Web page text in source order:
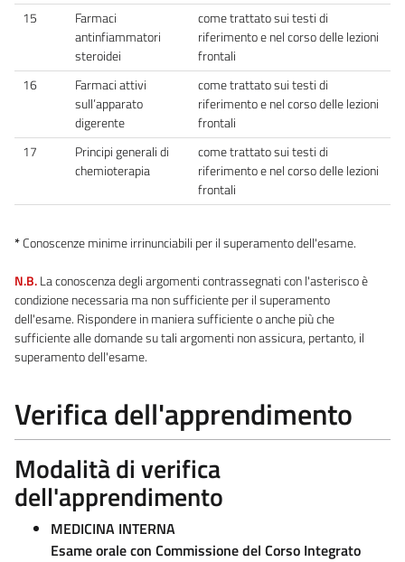
15
Farmaci
antinfiammatori
steroidei
come trattato sui testi di
riferimento e nel corso delle lezioni
frontali
16
Farmaci attivi
sull’apparato
digerente
come trattato sui testi di
riferimento e nel corso delle lezioni
frontali
17
Principi generali di
chemioterapia
come trattato sui testi di
riferimento e nel corso delle lezioni
frontali
*Conoscenze minime irrinunciabili per il superamento dell'esame.
N.B.La conoscenza degli argomenti contrassegnati con l'asterisco è
condizione necessaria ma non sufficiente per il superamento
dell'esame. Rispondere in maniera sufficiente o anche più che
sufficiente alle domande su tali argomenti non assicura, pertanto, il
superamento dell'esame.
Verifica dell'apprendimento
Modalità di verifica
dell'apprendimento
MEDICINA INTERNA
Esame orale con Commissione del Corso Integrato